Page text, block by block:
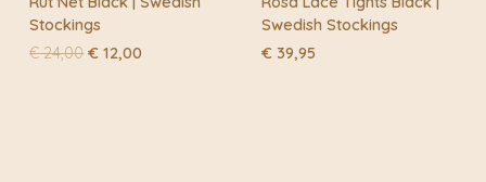
Stockings
€24,00 Oorspronkelijke
€ 12,00
Swedish Stockings
€ 39,95